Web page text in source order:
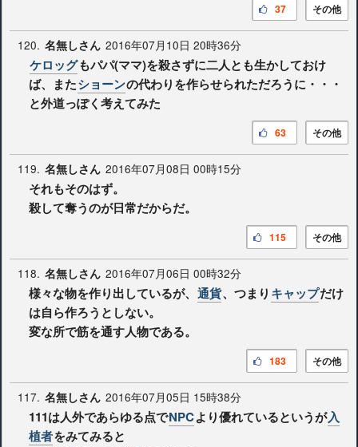
その他
37
120. 名無しさん 2016年07月10日 20時36分
ケロッグもパパ(ママ)を殺さずに二人とも生かしておけ
ば、またショーンの代わりを作らせられただろうに・・・
と外道っぽく考えてみた
その他
63
119. 名無しさん 2016年07月08日 00時15分
それもそのはず。
殺して奪うのが日常だからだ。
その他
115
118. 名無しさん 2016年07月06日 00時32分
様々な物を作り出しているが、 通貨、つまり キャップだけ
は自ら作ろうとしない。
変な所で筋を通す人物である。
その他
183
117. 名無しさん 2016年07月05日 15時38分
111は人外であらゆる点でNPCより優れているというが入
植者をみてみると